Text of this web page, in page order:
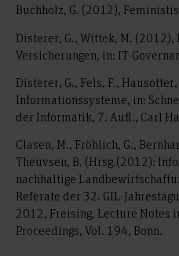
Buchholz, G. (2012),
Disterer, G., Wittek, M.
Versicherungen, in: IT-
Disterer, G., Fels, F.,
Informationssysteme, in:
der Informatik, 7. Aufl., Carl
Clasen, M., Fröhlich, G.,
Theuvsen, B. (Hrsg.(2012):
nachhaltige
Referate der 32. GIL-
2012, Freising, Lecture Notes
Proceedings, Vol. 194, Bonn.